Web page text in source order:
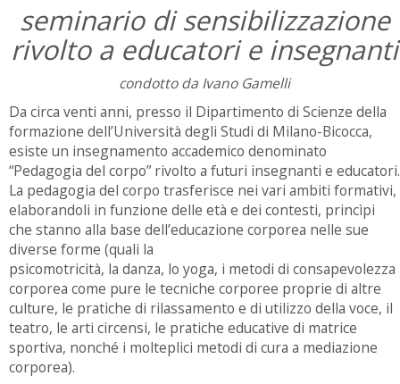
seminario di sensibilizzazione
rivolto a educatori e insegnanti
condotto da Ivano Gamelli
Da circa venti anni, presso il Dipartimento di Scienze della
formazione dell’Università degli Studi di Milano-Bicocca,
esiste un insegnamento accademico denominato
“Pedagogia del corpo” rivolto a futuri insegnanti e educatori.
La pedagogia del corpo trasferisce nei vari ambiti formativi,
elaborandoli in funzione delle età e dei contesti, princìpi
che stanno alla base dell’educazione corporea nelle sue
diverse forme (quali la
psicomotricità, la danza, lo yoga, i metodi di consapevolezza
corporea come pure le tecniche corporee proprie di altre
culture, le pratiche di rilassamento e di utilizzo della voce, il
teatro, le arti circensi, le pratiche educative di matrice
sportiva, nonché i molteplici metodi di cura a mediazione
corporea).